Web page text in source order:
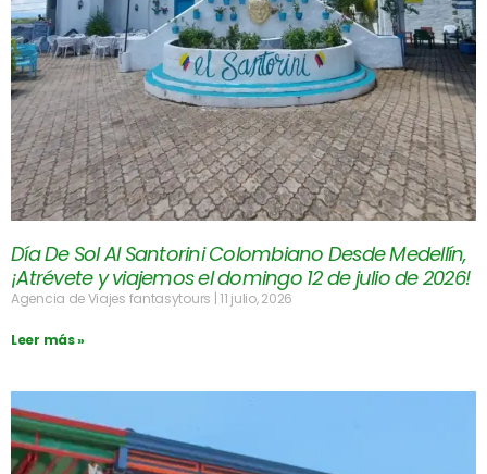
Día De Sol Al Santorini Colombiano Desde Medellín,
¡Atrévete y viajemos el domingo 12 de julio de 2026!
Agencia de Viajes fantasytours 11 julio, 2026
Leer más »